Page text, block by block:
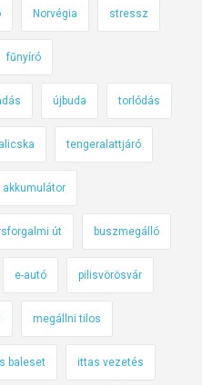
Norvégia stressz
fűnyíró
újbuda torlódás
tengeralattjáró
akkumulátor
út buszmegálló
e-autó pilisvörösvár
megállni tilos
baleset ittas vezetés